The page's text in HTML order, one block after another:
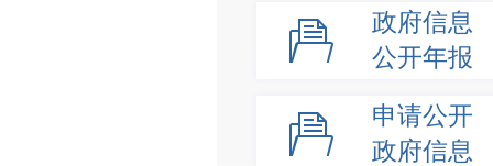
政府信息
公开年报
申请公开
政府信息